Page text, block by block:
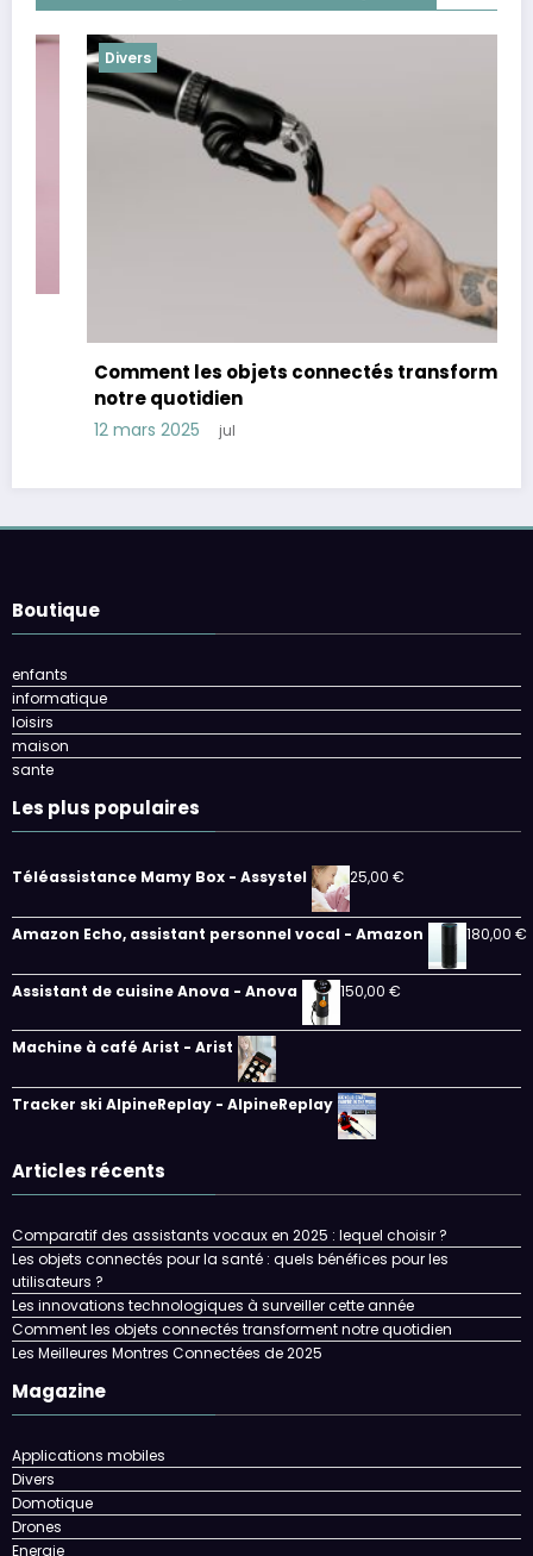
Divers
Comment les objets connectés transforment
notre quotidien
12 mars 2025 jul
Boutique
enfants
informatique
loisirs
maison
sante
Les plus populaires
Téléassistance Mamy Box - Assystel 25,00 €
Amazon Echo, assistant personnel vocal - Amazon 180,00 €
Assistant de cuisine Anova - Anova 150,00 €
Machine à café Arist - Arist
Tracker ski AlpineReplay - AlpineReplay
Articles récents
Comparatif des assistants vocaux en 2025 : lequel choisir ?
Les objets connectés pour la santé : quels bénéfices pour les
utilisateurs ?
Les innovations technologiques à surveiller cette année
Comment les objets connectés transforment notre quotidien
Les Meilleures Montres Connectées de 2025
Magazine
Applications mobiles
Divers
Domotique
Drones
Energie